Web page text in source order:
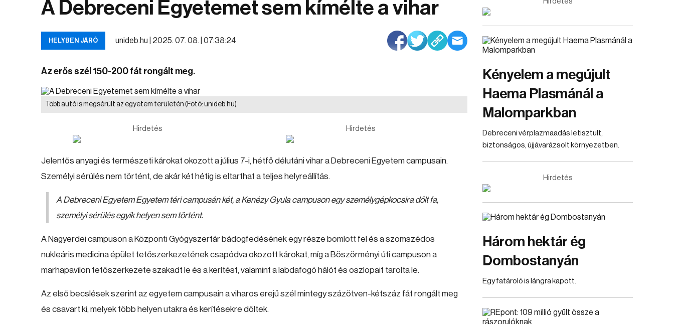
A Debreceni Egyetemet sem kímélte a vihar
HELYBEN JÁRÓ unideb.hu | 2025. 07. 08. | 07:38:24
Az erős szél 150-200 fát rongált meg.
Több autó is megsérült az egyetem területén (Fotó: unideb.hu)
Hirdetés Hirdetés
Jelentős anyagi és természeti károkat okozott a július 7-i, hétfő délutáni vihar a Debreceni Egyetem campusain.
Személyi sérülés nem történt, de akár két hétig is eltarthat a teljes helyreállítás.
A Debreceni Egyetem Egyetem téri campusán két, a Kenézy Gyula campuson egy személygépkocsira dőlt fa,
személyi sérülés egyik helyen sem történt.
A Nagyerdei campuson a Központi Gyógyszertár bádogfedésének egy része bomlott fel és a szomszédos
nukleáris medicina épület tetőszerkezetének csapódva okozott károkat, míg a Böszörményi úti campuson a
marhapavilon tetőszerkezete szakadt le és a kerítést, valamint a labdafogó hálót és oszlopait tarolta le.
Az első becslések szerint az egyetem campusain a viharos erejű szél mintegy százötven-kétszáz fát rongált meg
és csavart ki, melyek több helyen utakra és kerítésekre dőltek.
Kényelem a megújult
Haema Plasmánál a
Malomparkban
Debreceni vérplazmaadás letisztult,
biztonságos, újjávarázsolt környezetben.
Hirdetés
Három hektár ég
Dombostanyán
Egy fatároló is lángra kapott.